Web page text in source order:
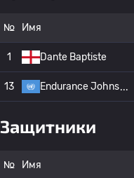
№ Имя
1 Dante Baptiste
13 Endurance Johns
Защитники
№ Имя